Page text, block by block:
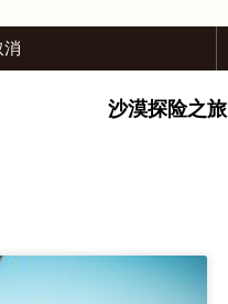
沙漠探险之旅